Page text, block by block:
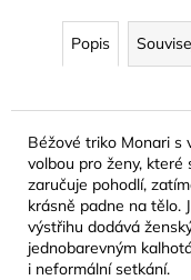
Popis
Béžové triko Monari s
volbou pro ženy, které
zaručuje pohodlí,
krásně padne na tělo.
výstřihu dodává
jednobarevným
i neformální setkání.